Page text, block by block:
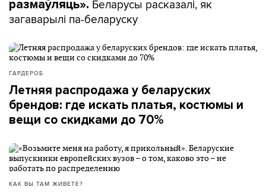
размаўляць». Беларусы расказалі, як
загаварылі па-беларуску
ГАРДЕРОБ
Летняя распродажа у беларуских
брендов: где искать платья, костюмы и
вещи со скидками до 70%
КАК ВЫ ТАМ ЖИВЕТЕ?